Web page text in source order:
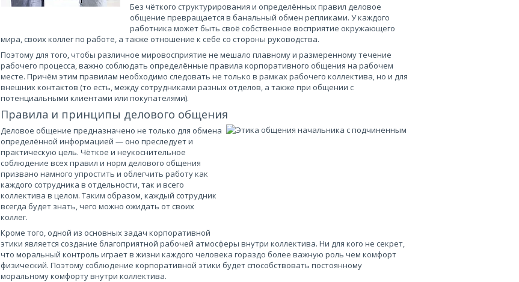
Без чёткого структурирования и определённых правил деловое
общение превращается в банальный обмен репликами. У каждого
работника может быть своё собственное восприятие окружающего
мира, своих коллег по работе, а также отношение к себе со стороны руководства.
Поэтому для того, чтобы различное мировосприятие не мешало плавному и размеренному течение
рабочего процесса, важно соблюдать определённые правила корпоративного общения на рабочем
месте. Причём этим правилам необходимо следовать не только в рамках рабочего коллектива, но и для
внешних контактов (то есть, между сотрудниками разных отделов, а также при общении с
потенциальными клиентами или покупателями).
Правила и принципы делового общения
Деловое общение предназначено не только для обмена
определённой информацией — оно преследует и
практическую цель. Чёткое и неукоснительное
соблюдение всех правил и норм делового общения
призвано намного упростить и облегчить работу как
каждого сотрудника в отдельности, так и всего
коллектива в целом. Таким образом, каждый сотрудник
всегда будет знать, чего можно ожидать от своих
коллег.
Кроме того, одной из основных задач корпоративной
этики является создание благоприятной рабочей атмосферы внутри коллектива. Ни для кого не секрет,
что моральный контроль играет в жизни каждого человека гораздо более важную роль чем комфорт
физический. Поэтому соблюдение корпоративной этики будет способствовать постоянному
моральному комфорту внутри коллектива.